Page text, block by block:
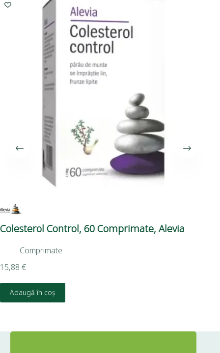
Colesterol Control, 60 Comprimate, Alevia
Comprimate
15,88 €
Adaugă în coș